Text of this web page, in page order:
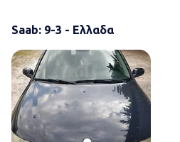
Saab: 9-3 - Ελλαδα